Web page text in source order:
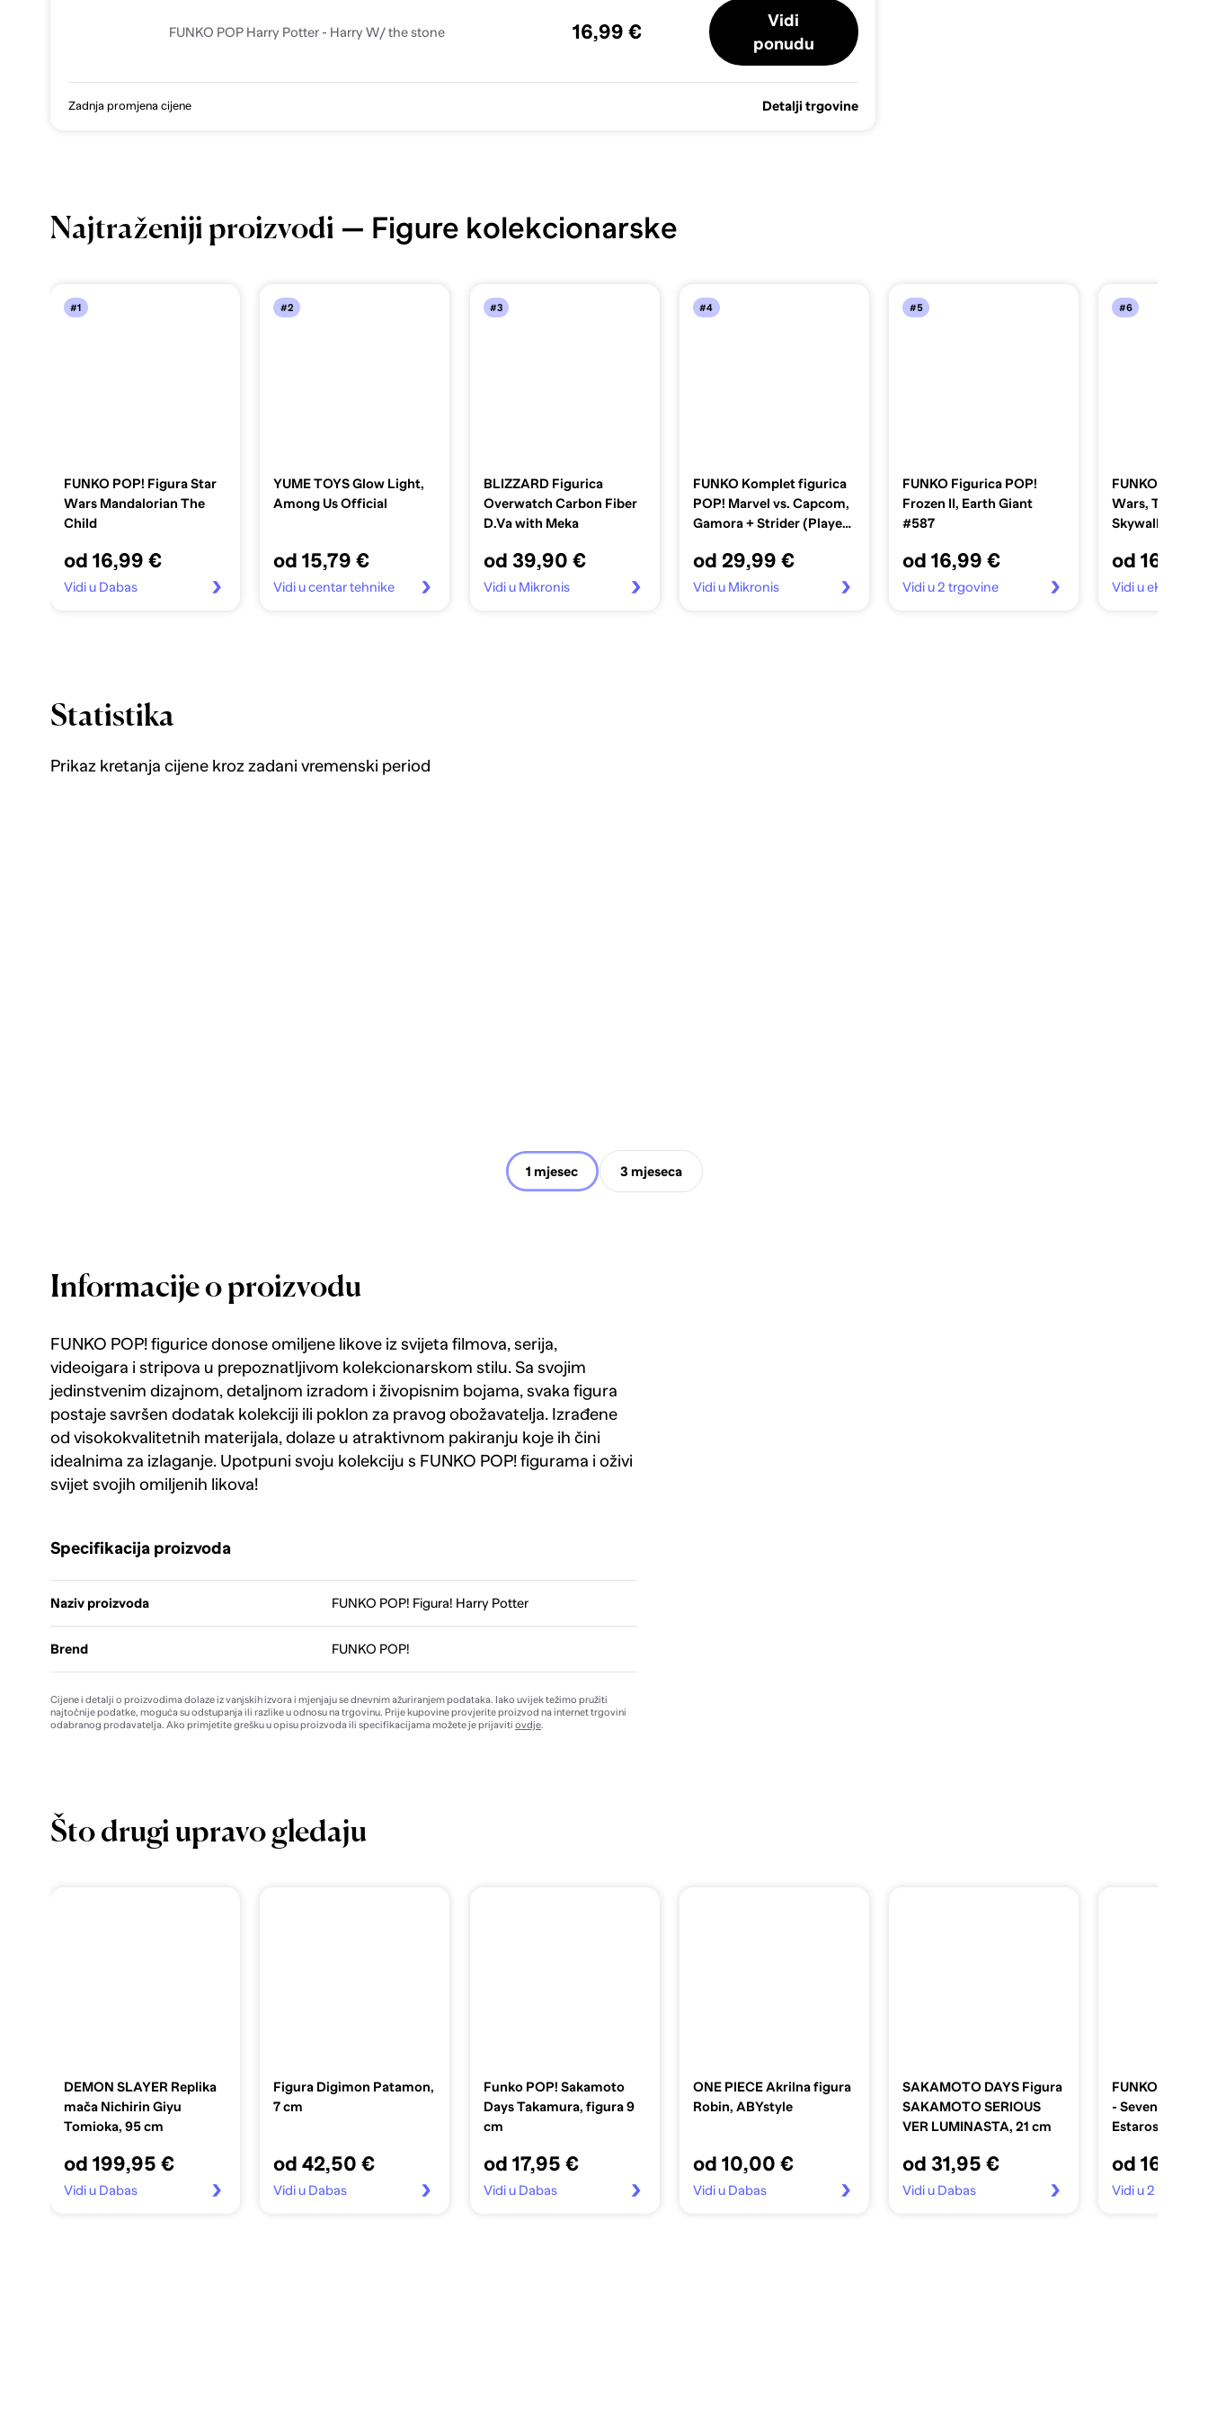
FUNKO POP Harry Potter - Harry W/ the stone 16,99 €
Vidi
ponudu
Zadnja promjena cijene Detalji trgovine
Najtraženiji proizvodi — Figure kolekcionarske
#1
FUNKO POP! Figura Star
Wars Mandalorian The
Child
od 16,99 €
Vidi u Dabas
#2
YUME TOYS Glow Light,
Among Us Official
od 15,79 €
Vidi u centar tehnike
#3
BLIZZARD Figurica
Overwatch Carbon Fiber
D.Va with Meka
od 39,90 €
Vidi u Mikronis
#4
FUNKO Komplet figurica
POP! Marvel vs. Capcom,
Gamora + Strider (Player
od 29,99 €
Vidi u Mikronis
#5
FUNKO Figurica POP!
Frozen II, Earth Giant
#587
od 16,99 €
Vidi u 2 trgovine
#6
FUNKO Figura
Wars, The
Skywalker,
od 16,99
Vidi u eKupi
Statistika
Prikaz kretanja cijene kroz zadani vremenski period
1 mjesec 3 mjeseca
Informacije o proizvodu
FUNKO POP! figurice donose omiljene likove iz svijeta filmova, serija,
videoigara i stripova u prepoznatljivom kolekcionarskom stilu. Sa svojim
jedinstvenim dizajnom, detaljnom izradom i živopisnim bojama, svaka figura
postaje savršen dodatak kolekciji ili poklon za pravog obožavatelja. Izrađene
od visokokvalitetnih materijala, dolaze u atraktivnom pakiranju koje ih čini
idealnima za izlaganje. Upotpuni svoju kolekciju s FUNKO POP! figurama i oživi
svijet svojih omiljenih likova!
Specifikacija proizvoda
Naziv proizvoda FUNKO POP! Figura! Harry Potter
Brend FUNKO POP!
Cijene i detalji o proizvodima dolaze iz vanjskih izvora i mjenjaju se dnevnim ažuriranjem podataka. Iako uvijek težimo pružiti
najtočnije podatke, moguća su odstupanja ili razlike u odnosu na trgovinu. Prije kupovine provjerite proizvod na internet trgovini
odabranog prodavatelja. Ako primjetite grešku u opisu proizvoda ili specifikacijama možete je prijaviti ovdje.
Što drugi upravo gledaju
DEMON SLAYER Replika
mača Nichirin Giyu
Tomioka, 95 cm
od 199,95 €
Vidi u Dabas
Figura Digimon Patamon,
7 cm
od 42,50 €
Vidi u Dabas
Funko POP! Sakamoto
Days Takamura, figura 9
cm
od 17,95 €
Vidi u Dabas
ONE PIECE Akrilna figura
Robin, ABYstyle
od 10,00 €
Vidi u Dabas
SAKAMOTO DAYS Figura
SAKAMOTO SERIOUS
VER LUMINASTA, 21 cm
od 31,95 €
Vidi u Dabas
FUNKO POP!
- Seven Deadly Sins -
Estarossa
od 16,99
Vidi u 2 trgovine